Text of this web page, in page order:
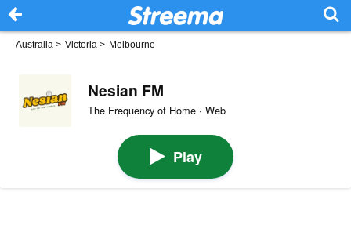
Australia > Victoria > Melbourne
Nesian FM
The Frequency of Home · Web
Play